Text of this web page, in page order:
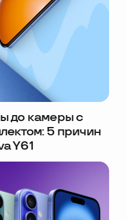
до камеры с
5 причин
Y61